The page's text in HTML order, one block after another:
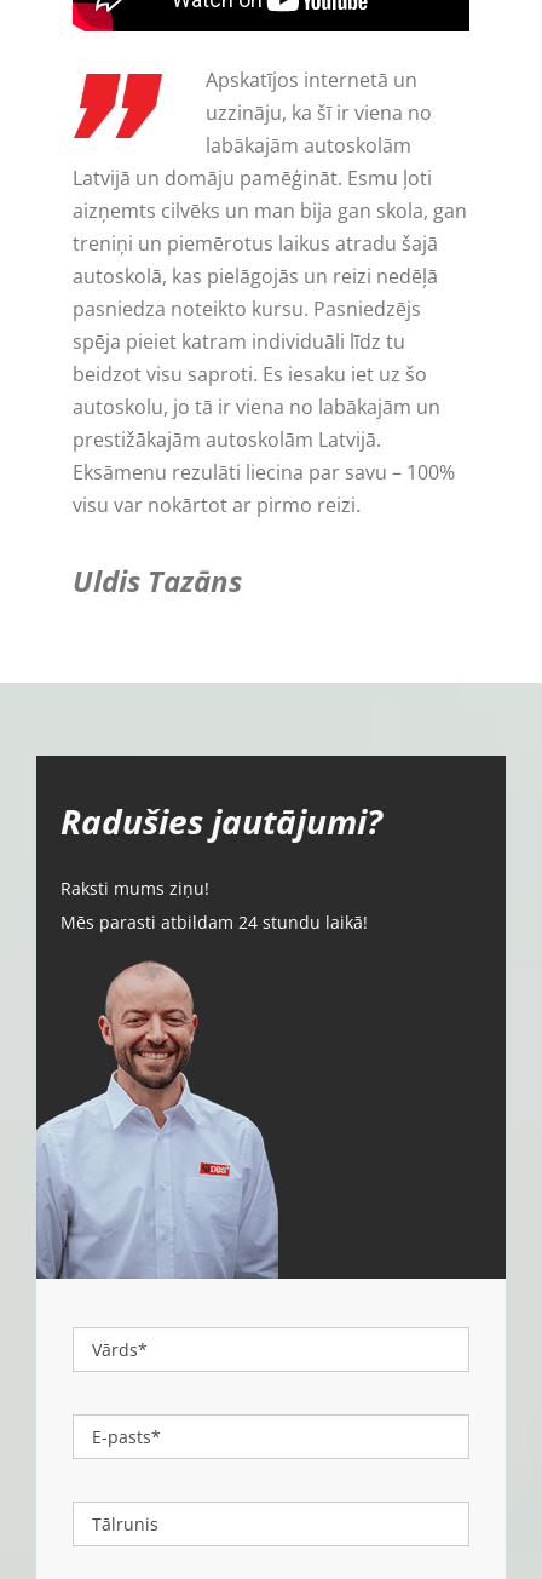
Apskatījos internetā un
uzzināju, ka šī ir viena no
labākajām autoskolām
Latvijā un domāju pamēģināt. Esmu ļoti
aizņemts cilvēks un man bija gan skola, gan
treniņi un piemērotus laikus atradu šajā
autoskolā, kas pielāgojās un reizi nedēļā
pasniedza noteikto kursu. Pasniedzējs
spēja pieiet katram individuāli līdz tu
beidzot visu saproti. Es iesaku iet uz šo
autoskolu, jo tā ir viena no labākajām un
prestižākajām autoskolām Latvijā.
Eksāmenu rezulāti liecina par savu – 100%
visu var nokārtot ar pirmo reizi.
Uldis Tazāns
Radušies jautājumi?
Raksti mums ziņu!
Mēs parasti atbildam 24 stundu laikā!